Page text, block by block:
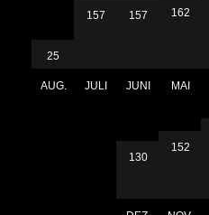
25
AUG.
157
JULI
157
JUNI
162
MAI
130
152